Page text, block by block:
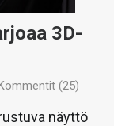
3D-
(25)
näyttö